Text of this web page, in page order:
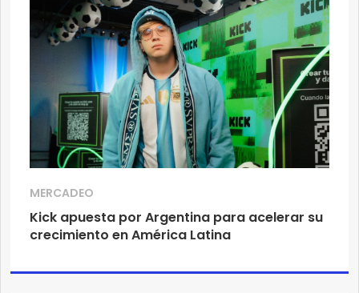
MERCADEO
Kick apuesta por Argentina para acelerar su
crecimiento en América Latina